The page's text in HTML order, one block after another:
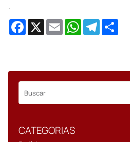
.
Facebook
X Email WhatsAppTelegram
CATEGORIAS